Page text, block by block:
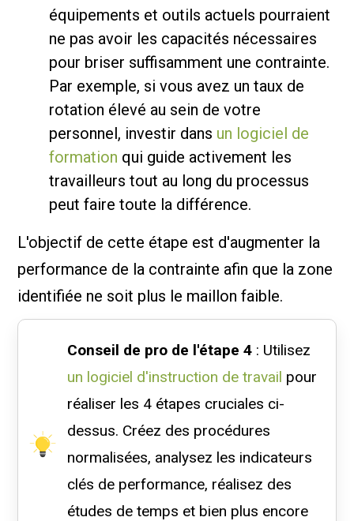
équipements et outils actuels pourraient
ne pas avoir les capacités nécessaires
pour briser suffisamment une contrainte.
Par exemple, si vous avez un taux de
rotation élevé au sein de votre
personnel, investir dans un logiciel de
formation qui guide activement les
travailleurs tout au long du processus
peut faire toute la différence.
L'objectif de cette étape est d'augmenter la
performance de la contrainte afin que la zone
identifiée ne soit plus le maillon faible.
Conseil de pro de l'étape 4: Utilisez
un logiciel d'instruction de travail pour
réaliser les 4 étapes cruciales ci-
dessus. Créez des procédures
normalisées, analysez les indicateurs
clés de performance, réalisez des
études de temps et bien plus encore